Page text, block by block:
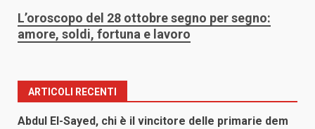
L’oroscopo del 28 ottobre segno per segno:
amore, soldi, fortuna e lavoro
ARTICOLI RECENTI
Abdul El-Sayed, chi è il vincitore delle primarie dem